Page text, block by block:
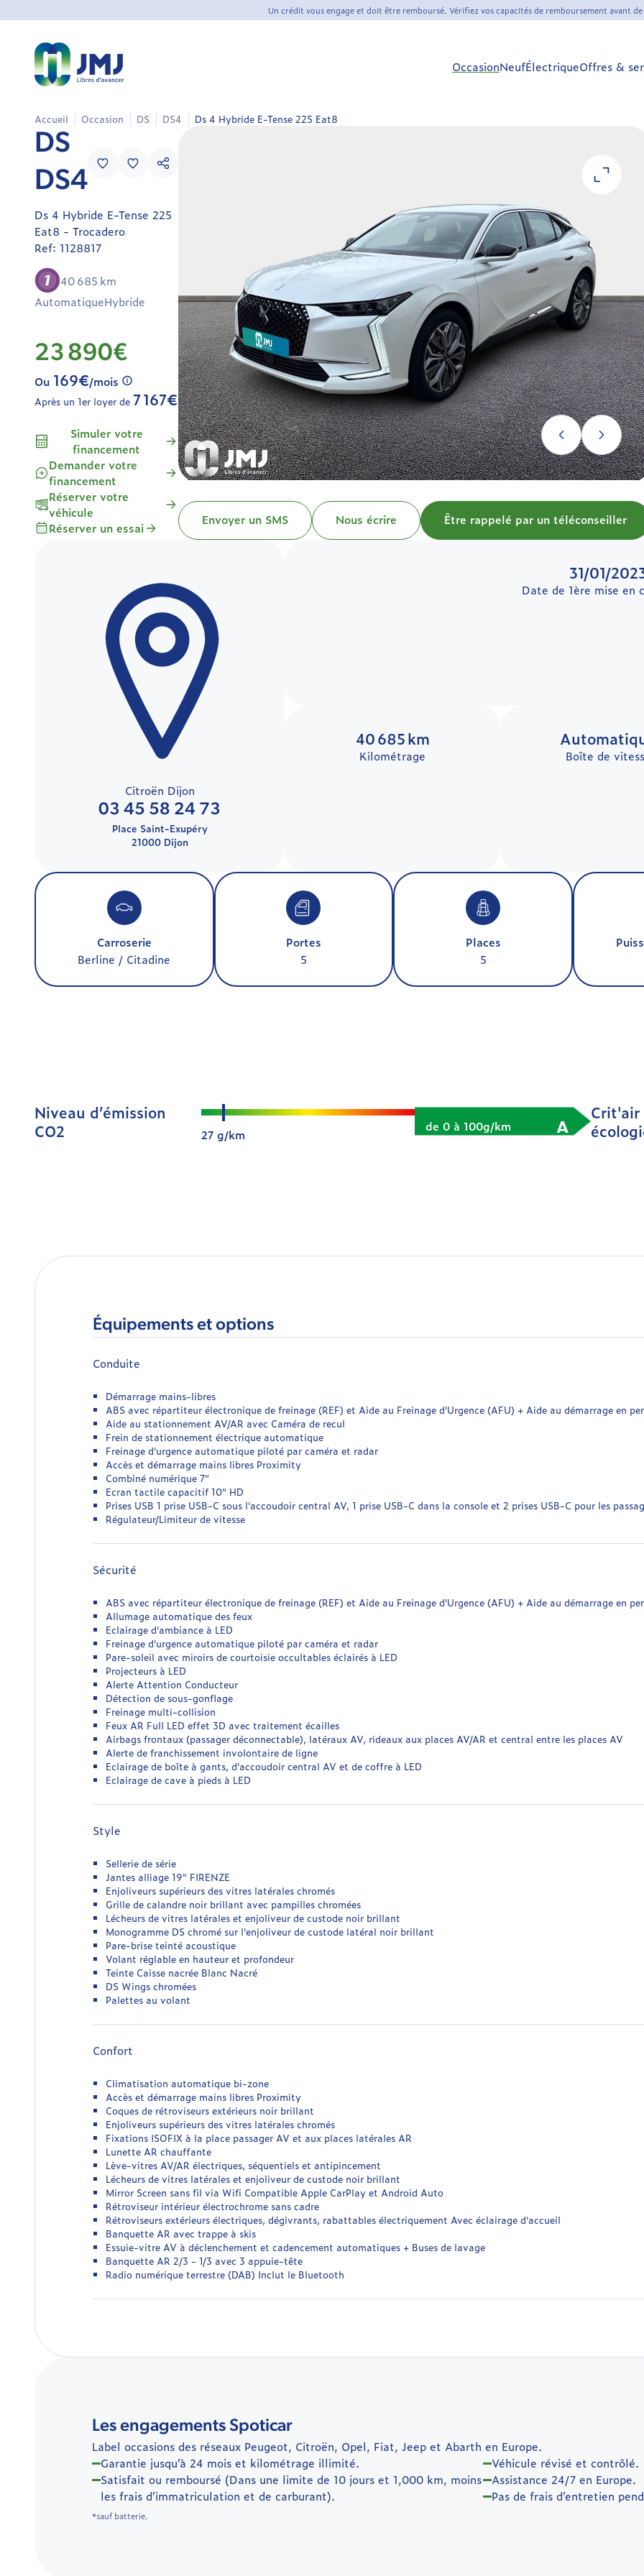
Un crédit vous engage et doit être remboursé. Vérifiez vos capacités de remboursement avant
OccasionNeufÉlectriqueOffres &
Accueil Occasion DS DS4 Ds 4 Hybride E-Tense 225 Eat8
DS
DS4
Ds
4
Berline
/
Citadine
Occasion
DS
DS4
Ds 4 Hybride E-Tense 225
Eat8 - Trocadero
Ref: 1128817
40 685 km
AutomatiqueHybride
23 890€
Ou 169€/mois
Après un 1er loyer de 7 167€
Simuler votre
financement
Demander votre
financement
Réserver votre
véhicule
Réserver un essai
Envoyer un SMS Nous écrire Être rappelé par un téléconseiller
Citroën Dijon
03 45 58 24 73
Place Saint-Exupéry
21000 Dijon
31/01/
Date de 1ère mise en
40 685 km
Kilométrage Boîte de
Carroserie
Berline / Citadine
Portes
5
Places
5
Niveau d’émission
CO2
27 g/km
de 0 à 100g/km A
Crit'air
Équipements et options
Conduite
Démarrage mains-libres
ABS avec répartiteur électronique de freinage (REF) et Aide au Freinage d'Urgence (AFU) + Aide au démarrage en
Aide au stationnement AV/AR avec Caméra de recul
Frein de stationnement électrique automatique
Freinage d'urgence automatique piloté par caméra et radar
Accès et démarrage mains libres Proximity
Combiné numérique 7"
Ecran tactile capacitif 10" HD
Prises USB 1 prise USB-C sous l'accoudoir central AV, 1 prise USB-C dans la console et 2 prises USB-C pour les
Régulateur/Limiteur de vitesse
Sécurité
ABS avec répartiteur électronique de freinage (REF) et Aide au Freinage d'Urgence (AFU) + Aide au démarrage en
Allumage automatique des feux
Eclairage d'ambiance à LED
Freinage d'urgence automatique piloté par caméra et radar
Pare-soleil avec miroirs de courtoisie occultables éclairés à LED
Projecteurs à LED
Alerte Attention Conducteur
Détection de sous-gonflage
Freinage multi-collision
Feux AR Full LED effet 3D avec traitement écailles
Airbags frontaux (passager déconnectable), latéraux AV, rideaux aux places AV/AR et central entre les places AV
Alerte de franchissement involontaire de ligne
Eclairage de boîte à gants, d'accoudoir central AV et de coffre à LED
Eclairage de cave à pieds à LED
Style
Sellerie de série
Jantes alliage 19" FIRENZE
Enjoliveurs supérieurs des vitres latérales chromés
Grille de calandre noir brillant avec pampilles chromées
Lécheurs de vitres latérales et enjoliveur de custode noir brillant
Monogramme DS chromé sur l'enjoliveur de custode latéral noir brillant
Pare-brise teinté acoustique
Volant réglable en hauteur et profondeur
Teinte Caisse nacrée Blanc Nacré
DS Wings chromées
Palettes au volant
Confort
Climatisation automatique bi-zone
Accès et démarrage mains libres Proximity
Coques de rétroviseurs extérieurs noir brillant
Enjoliveurs supérieurs des vitres latérales chromés
Fixations ISOFIX à la place passager AV et aux places latérales AR
Lunette AR chauffante
Lève-vitres AV/AR électriques, séquentiels et antipincement
Lécheurs de vitres latérales et enjoliveur de custode noir brillant
Mirror Screen sans fil via Wifi Compatible Apple CarPlay et Android Auto
Rétroviseur intérieur électrochrome sans cadre
Rétroviseurs extérieurs électriques, dégivrants, rabattables électriquement Avec éclairage d'accueil
Banquette AR avec trappe à skis
Essuie-vitre AV à déclenchement et cadencement automatiques + Buses de lavage
Banquette AR 2/3 - 1/3 avec 3 appuie-tête
Radio numérique terrestre (DAB) Inclut le Bluetooth
Les engagements Spoticar
Label occasions des réseaux Peugeot, Citroën, Opel, Fiat, Jeep et Abarth en Europe.
Garantie jusqu’à 24 mois et kilométrage illimité.
Satisfait ou remboursé (Dans une limite de 10 jours et 1,000 km, moins
les frais d’immatriculation et de carburant).
Véhicule révisé et contrôlé.
Assistance 24/7 en Europe.
Pas de frais d’entretien
*sauf batterie.